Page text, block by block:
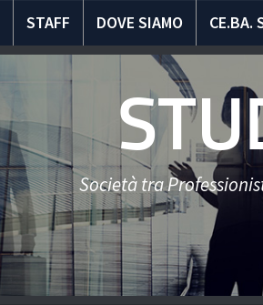
STAFF DOVE SIAMO CE.BA.
Società tra